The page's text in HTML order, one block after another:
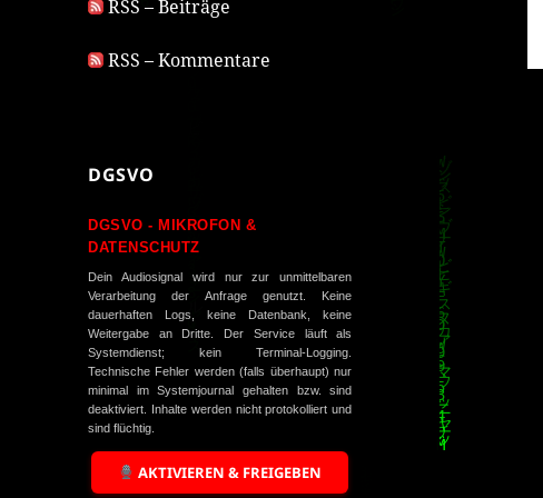
RSS – Beiträge
RSS – Kommentare
DGSVO
DGSVO - MIKROFON &
DATENSCHUTZ
Dein Audiosignal wird nur zur unmittelbaren
Verarbeitung der Anfrage genutzt. Keine
dauerhaften Logs, keine Datenbank, keine
Weitergabe an Dritte. Der Service läuft als
Systemdienst; kein Terminal-Logging.
Technische Fehler werden (falls überhaupt) nur
minimal im Systemjournal gehalten bzw. sind
deaktiviert. Inhalte werden nicht protokolliert und
sind flüchtig.
AKTIVIEREN & FREIGEBEN